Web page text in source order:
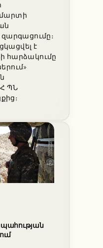
զարգացումը։
է
հարձակումը
ՊՆ